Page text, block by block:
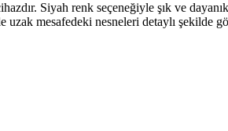
Siyah renk seçeneğiyle şık ve
mesafedeki nesneleri detaylı şekilde